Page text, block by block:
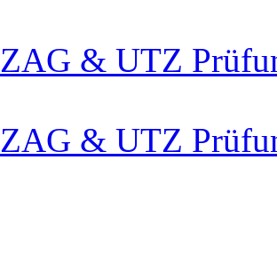
ZAG & UTZ
ZAG & UTZ